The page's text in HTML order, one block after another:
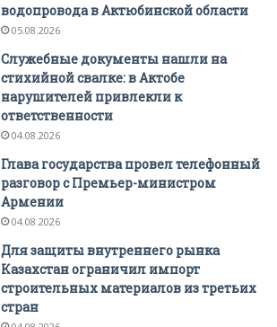
водопровода в Актюбинской области
05.08.2026
Служебные документы нашли на
стихийной свалке: в Актобе
нарушителей привлекли к
ответственности
04.08.2026
Глава государства провел телефонный
разговор с Премьер-министром
Армении
04.08.2026
Для защиты внутреннего рынка
Казахстан ограничил импорт
строительных материалов из третьих
стран